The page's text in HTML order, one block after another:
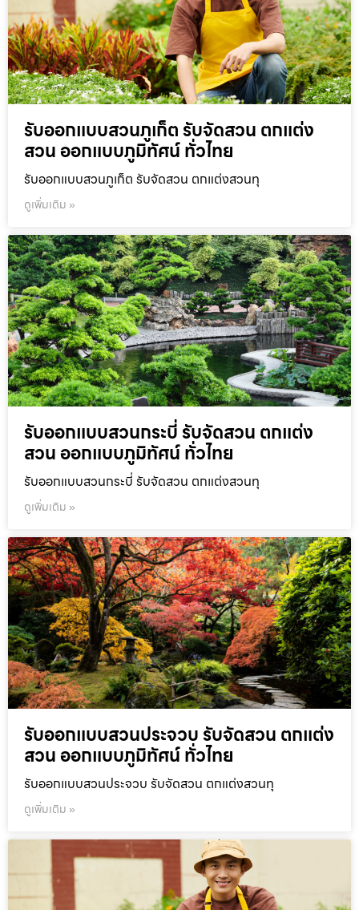
รับออกแบบสวนภูเก็ต รับจัดสวน ตกแต่ง
สวน ออกแบบภูมิทัศน์ ทั่วไทย
รับออกแบบสวนภูเก็ต รับจัดสวน ตกแต่งสวนทุ
ดูเพิ่มเติม »
รับออกแบบสวนกระบี่ รับจัดสวน ตกแต่ง
สวน ออกแบบภูมิทัศน์ ทั่วไทย
รับออกแบบสวนกระบี่ รับจัดสวน ตกแต่งสวนทุ
ดูเพิ่มเติม »
รับออกแบบสวนประจวบ รับจัดสวน ตกแต่ง
สวน ออกแบบภูมิทัศน์ ทั่วไทย
รับออกแบบสวนประจวบ รับจัดสวน ตกแต่งสวนทุ
ดูเพิ่มเติม »